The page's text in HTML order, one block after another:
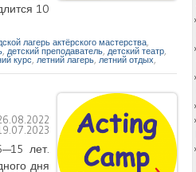
10
лагерь актёрского мастерства
, детский преподаватель детский театр
курс летний лагерь летний отдых
лет.
дня